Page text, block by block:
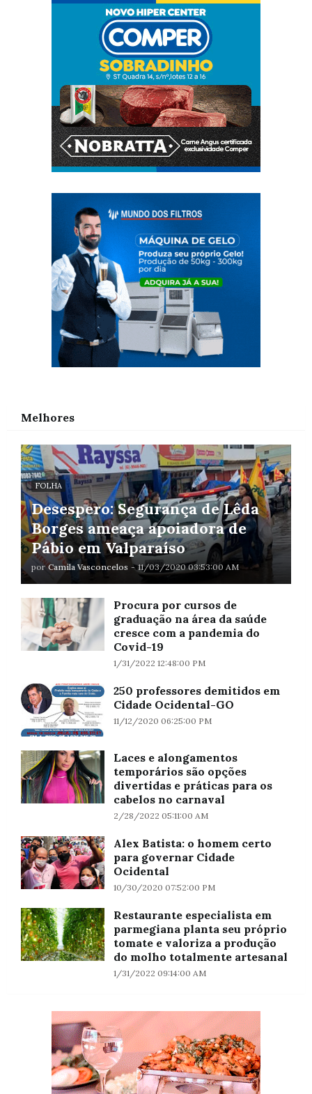
Melhores
FOLHA
Desespero: Segurança de Lêda
Borges ameaça apoiadora de
Pábio em Valparaíso
por Camila Vasconcelos - 11/03/2020 03:53:00 AM
Procura por cursos de
graduação na área da saúde
cresce com a pandemia do
Covid-19
1/31/2022 12:48:00 PM
250 professores demitidos em
Cidade Ocidental-GO
11/12/2020 06:25:00 PM
Laces e alongamentos
temporários são opções
divertidas e práticas para os
cabelos no carnaval
2/28/2022 05:11:00 AM
Alex Batista: o homem certo
para governar Cidade
Ocidental
10/30/2020 07:52:00 PM
Restaurante especialista em
parmegiana planta seu próprio
tomate e valoriza a produção
do molho totalmente artesanal
1/31/2022 09:14:00 AM